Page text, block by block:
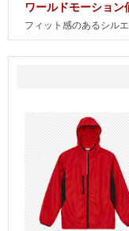
ワールドモーション
フィット感のあるシル